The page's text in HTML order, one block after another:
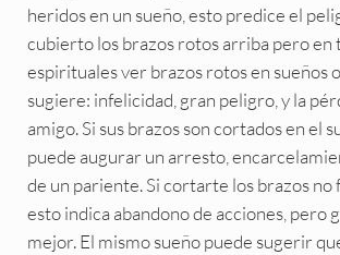
heridos en un sueño, esto predice el
cubierto los brazos rotos arriba pero en
espirituales ver brazos rotos en sueños
sugiere: infelicidad, gran peligro, y la
amigo. Si sus brazos son cortados en el
puede augurar un arresto,
de un pariente. Si cortarte los brazos no
esto indica abandono de acciones, pero
mejor. El mismo sueño puede sugerir